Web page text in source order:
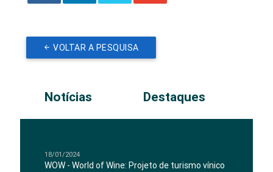
VOLTAR A PESQUISA
Notícias Destaques
18/01/2024
WOW - World of Wine: Projeto de turismo vínico